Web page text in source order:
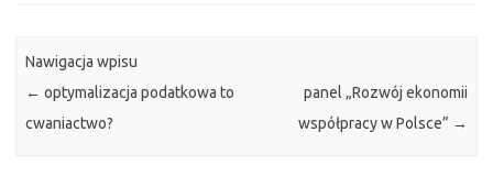
Nawigacja wpisu
← optymalizacja podatkowa to
cwaniactwo?
panel „Rozwój ekonomii
współpracy w Polsce” →